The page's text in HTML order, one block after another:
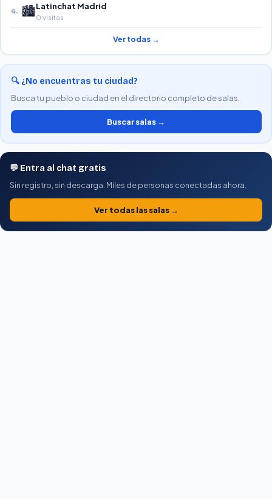
6. 🏙️Latinchat Madrid
0 visitas
Ver todas →
🔍 ¿No encuentras tu ciudad?
Busca tu pueblo o ciudad en el directorio completo de salas.
Buscar salas →
💬 Entra al chat gratis
Sin registro, sin descarga. Miles de personas conectadas ahora.
Ver todas las salas →